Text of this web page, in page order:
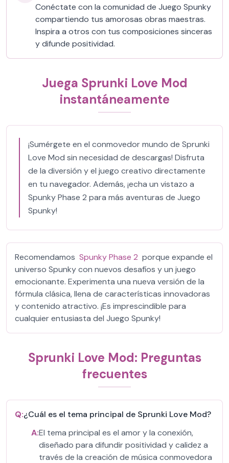
Conéctate con la comunidad de Juego Spunky
compartiendo tus amorosas obras maestras.
Inspira a otros con tus composiciones sinceras
y difunde positividad.
Juega Sprunki Love Mod
instantáneamente
¡Sumérgete en el conmovedor mundo de Sprunki
Love Mod sin necesidad de descargas! Disfruta
de la diversión y el juego creativo directamente
en tu navegador. Además, ¡echa un vistazo a
Spunky Phase 2 para más aventuras de Juego
Spunky!
Recomendamos Spunky Phase 2 porque expande el
universo Spunky con nuevos desafíos y un juego
emocionante. Experimenta una nueva versión de la
fórmula clásica, llena de características innovadoras
y contenido atractivo. ¡Es imprescindible para
cualquier entusiasta del Juego Spunky!
Sprunki Love Mod: Preguntas
frecuentes
Q:¿Cuál es el tema principal de Sprunki Love Mod?
A:El tema principal es el amor y la conexión,
diseñado para difundir positividad y calidez a
través de la creación de música conmovedora